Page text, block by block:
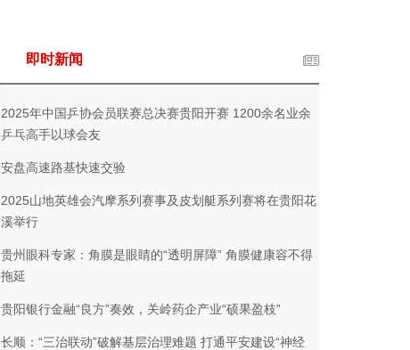
即时新闻
2025年中国乒协会员联赛总决赛贵阳开赛 1200余名业余
乒乓高手以球会友
安盘高速路基快速交验
2025山地英雄会汽摩系列赛事及皮划艇系列赛将在贵阳花
溪举行
贵州眼科专家：角膜是眼睛的“透明屏障” 角膜健康容不得
拖延
贵阳银行金融“良方”奏效，关岭药企产业“硕果盈枝”
长顺：“三治联动”破解基层治理难题 打通平安建设“神经